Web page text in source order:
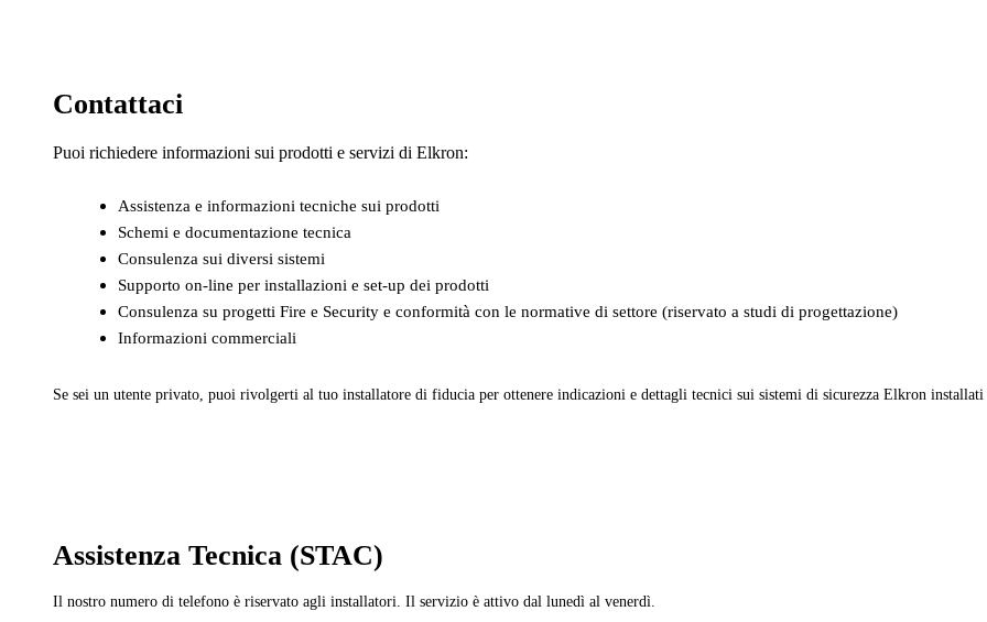
Contattaci
Puoi richiedere informazioni sui prodotti e servizi di Elkron:
Assistenza e informazioni tecniche sui prodotti
Schemi e documentazione tecnica
Consulenza sui diversi sistemi
Supporto on-line per installazioni e set-up dei prodotti
Consulenza su progetti Fire e Security e conformità con le normative di settore (riservato a studi di progettazione)
Informazioni commerciali
Se sei un utente privato, puoi rivolgerti al tuo installatore di fiducia per ottenere indicazioni e dettagli tecnici sui sistemi di sicurezza Elkron installati
Assistenza Tecnica (STAC)
Il nostro numero di telefono è riservato agli installatori. Il servizio è attivo dal lunedì al venerdì.